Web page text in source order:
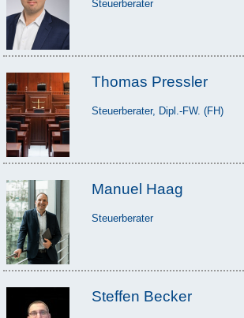
Steuerberater
Thomas Pressler
Steuerberater, Dipl.-FW. (FH)
Manuel Haag
Steuerberater
Steffen Becker